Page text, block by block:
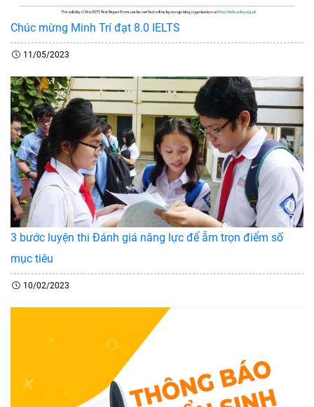
Chúc mừng Minh Trí đạt 8.0 IELTS
11/05/2023
3 bước luyện thi Đánh giá năng lực để ẵm trọn điểm số
mục tiêu
10/02/2023